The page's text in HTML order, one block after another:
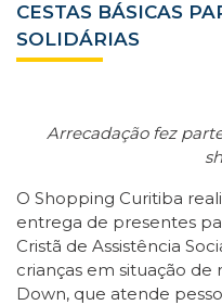
CESTAS BÁSICAS
SOLIDÁRIAS
Arrecadação fez
O Shopping Curitiba
entrega de presentes
Cristã de Assistência
crianças em situação de
Down, que atende